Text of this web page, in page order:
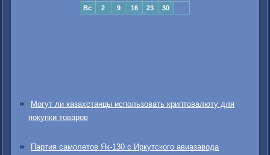
Вс
2 9 16 23 30
Могут ли казахстанцы использовать криптовалюту для
покупки товаров
Партия самолетов Як-130 с Иркутского авиазавода